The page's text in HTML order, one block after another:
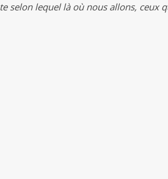
selon lequel là où nous allons, ceux